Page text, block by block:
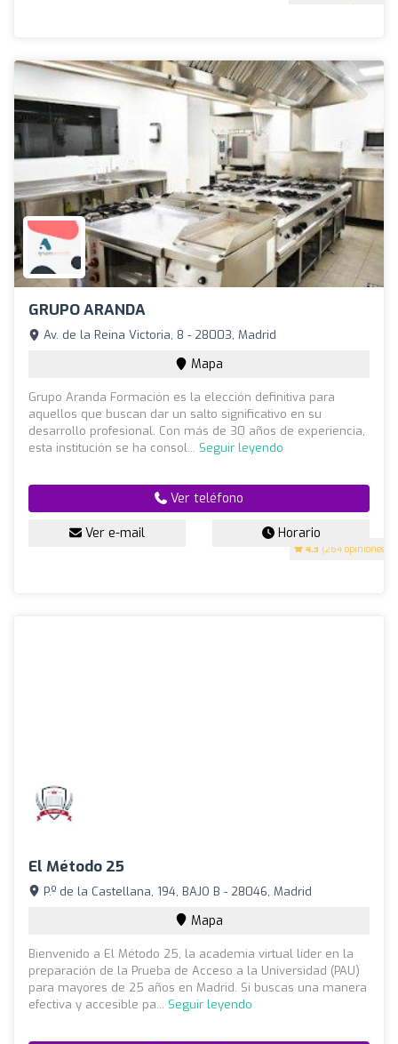
GRUPO ARANDA
4.3 (264 opiniones)
Av. de la Reina Victoria, 8 - 28003, Madrid
Mapa
Grupo Aranda Formación es la elección definitiva para
aquellos que buscan dar un salto significativo en su
desarrollo profesional. Con más de 30 años de experiencia,
esta institución se ha consol... Seguir leyendo
Ver teléfono
Ver e-mail Horario
El Método 25
P.º de la Castellana, 194, BAJO B - 28046, Madrid
Mapa
Bienvenido a El Método 25, la academia virtual líder en la
preparación de la Prueba de Acceso a la Universidad (PAU)
para mayores de 25 años en Madrid. Si buscas una manera
efectiva y accesible pa... Seguir leyendo